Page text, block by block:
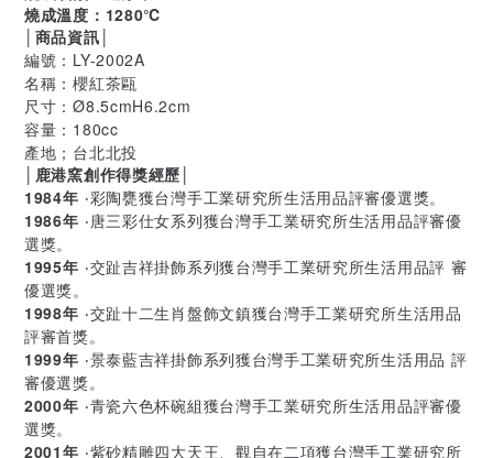
燒成溫度：1280℃
│商品資訊│
編號：LY-2002A
名稱：櫻紅茶甌
尺寸：Ø8.5cmH6.2cm
容量：180cc
產地；台北北投
│鹿港窯創作得獎經歷│
1984年 ‧彩陶甕獲台灣手工業研究所生活用品評審優選獎。
1986年 ‧唐三彩仕女系列獲台灣手工業研究所生活用品評審優
選獎。
1995年 ‧交趾吉祥掛飾系列獲台灣手工業研究所生活用品評 審
優選獎。
1998年 ‧交趾十二生肖盤飾文鎮獲台灣手工業研究所生活用品
評審首獎。
1999年 ‧景泰藍吉祥掛飾系列獲台灣手工業研究所生活用品 評
審優選獎。
2000年 ‧青瓷六色杯碗組獲台灣手工業研究所生活用品評審優
選獎。
2001年 ‧紫砂精雕四大天王、觀自在二項獲台灣手工業研究所